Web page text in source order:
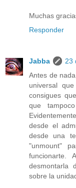
Muchas
Responder
Jabba
23
Antes de
universal
consigues
que
desde el
desde una
"unmount"
funcionarte.
desmontarla
sobre la